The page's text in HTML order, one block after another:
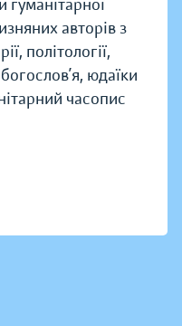
гуманітарної
авторів з
політології,
юдаїки
часопис